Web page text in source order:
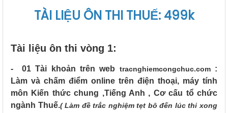
TÀI LIỆU ÔN THI THUẾ: 499k
Tài liệu ôn thi vòng 1:
- 01 Tài khoản trên web tracnghiemcongchuc.com:
Làm và chấm điểm online trên điện thoại, máy tính
môn Kiến thức chung ,Tiếng Anh , Cơ cấu tổ chức
ngành Thuế.( Làm đề trắc nghiệm tẹt bô đến lúc thi xong